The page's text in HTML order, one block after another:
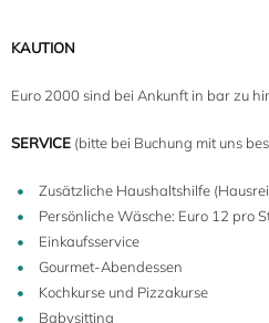
KAUTION
Euro 2000 sind bei Ankunft in bar zu
SERVICE (bitte bei Buchung mit uns
Zusätzliche Haushaltshilfe
Persönliche Wäsche: Euro 12 pro
Einkaufsservice
Gourmet-Abendessen
Kochkurse und Pizzakurse
Babysitting